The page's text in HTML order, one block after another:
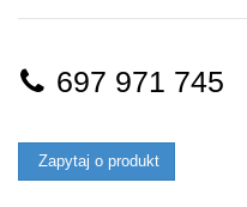
697 971 745
Zapytaj o produkt